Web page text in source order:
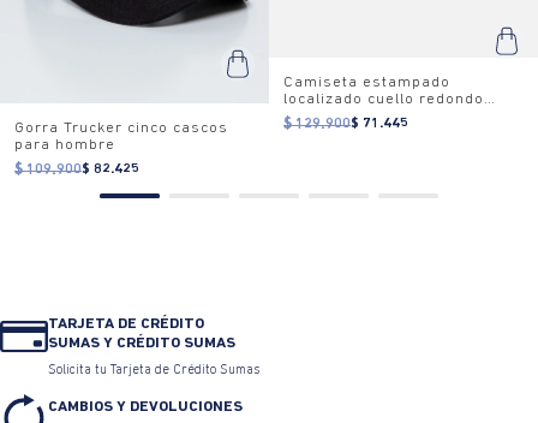
Gorra Trucker cinco cascos
para hombre
$ 109.900$ 82.425
Camiseta estampado
localizado cuello redondo
para mujer
$ 129.900$ 71.445
TARJETA DE CRÉDITO
SUMAS Y CRÉDITO SUMAS
Solicita tu Tarjeta de Crédito Sumas
CAMBIOS Y DEVOLUCIONES